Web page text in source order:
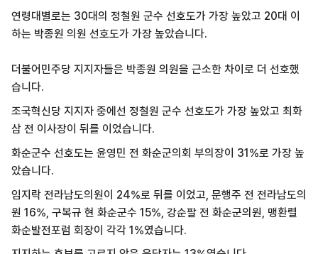
연령대별로는 30대의 정철원 군수 선호도가 가장 높았고 20대 이
하는 박종원 의원 선호도가 가장 높았습니다.
더불어민주당 지지자들은 박종원 의원을 근소한 차이로 더 선호했
습니다.
조국혁신당 지지자 중에선 정철원 군수 선호도가 가장 높았고 최화
삼 전 이사장이 뒤를 이었습니다.
화순군수 선호도는 윤영민 전 화순군의회 부의장이 31%로 가장 높
았습니다.
임지락 전라남도의원이 24%로 뒤를 이었고, 문행주 전 전라남도의
원 16%, 구복규 현 화순군수 15%, 강순팔 전 화순군의원, 맹환렬
화순발전포럼 회장이 각각 1%였습니다.